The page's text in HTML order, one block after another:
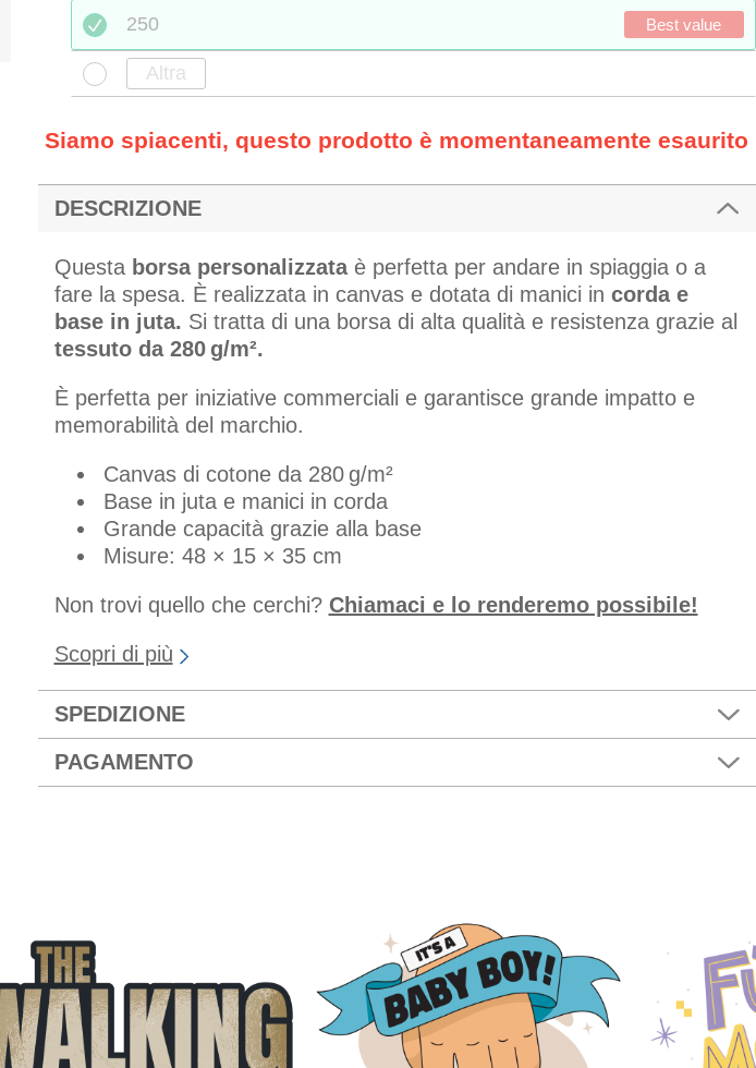
250 Best value
Siamo spiacenti, questo prodotto è momentaneamente esaurito
DESCRIZIONE
Questa borsa personalizzataè perfetta per andare in spiaggia o a
fare la spesa. È realizzata in canvas e dotata di manici in corda e
base in juta. Si tratta di una borsa di alta qualità e resistenza grazie al
tessuto da 280 g/m².
È perfetta per iniziative commerciali e garantisce grande impatto e
memorabilità del marchio.
Canvas di cotone da 280 g/m²
Base in juta e manici in corda
Grande capacità grazie alla base
Misure: 48 × 15 × 35 cm
Non trovi quello che cerchi? Chiamaci e lo renderemo possibile!
Scopri di più
SPEDIZIONE
PAGAMENTO